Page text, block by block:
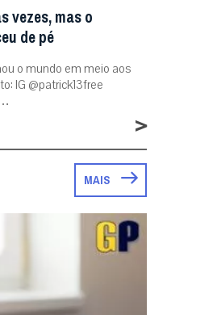
vezes, mas o
de pé
o mundo em meio aos
IG @patrick13free
>
MAIS